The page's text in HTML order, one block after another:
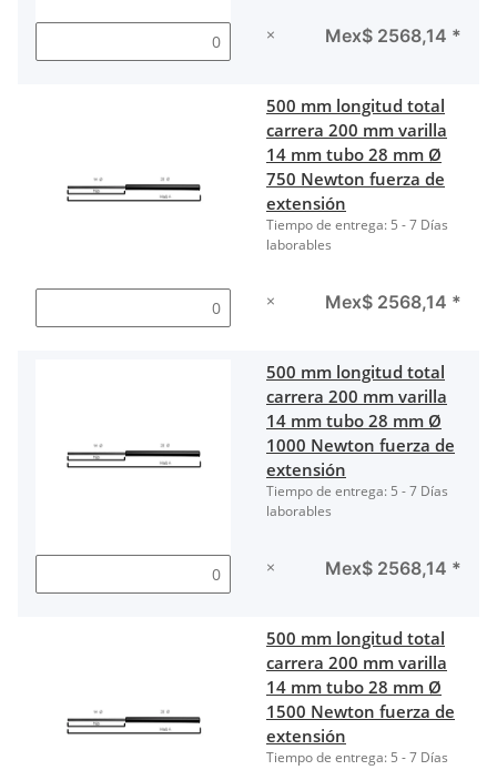
× Mex$ 2568,14 *
500 mm longitud total
carrera 200 mm varilla
14 mm tubo 28 mm Ø
750 Newton fuerza de
extensión
Tiempo de entrega: 5 - 7 Días
laborables
× Mex$ 2568,14 *
500 mm longitud total
carrera 200 mm varilla
14 mm tubo 28 mm Ø
1000 Newton fuerza de
extensión
Tiempo de entrega: 5 - 7 Días
laborables
× Mex$ 2568,14 *
500 mm longitud total
carrera 200 mm varilla
14 mm tubo 28 mm Ø
1500 Newton fuerza de
extensión
Tiempo de entrega: 5 - 7 Días